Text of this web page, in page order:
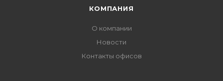
КОМПАНИЯ
О компании
Новости
Контакты офисов